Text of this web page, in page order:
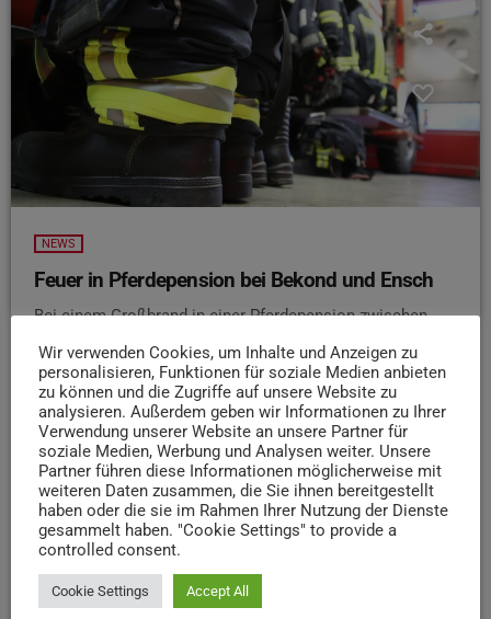
NEWS
Feuer in Pferdepension bei Bekond und Ensch
Bei einem Großbrand in einer Pferdepension zwischen
zahlreiche Tiere gerettet worden. Wie Feuerwehr und
Polizei Trier mitteilen, brach das Feuer gegen 21.15 Uhr in
einem landwirtschaftlichen Nebengebäude aus. Die
Flammen griffen später auch auf ein Wohnhaus über,
dessen Bewohner leichte Rauchgasverletzungen erlitten.
Mehr als 110 Einsatzkräfte verhinderten einen Vollbrand
und konnten Pferde sowie Hunde unverletzt in Sicherheit
bringen. Die Brandursache ist bislang unklar, der
22. DEZEMBER 2025
Wir verwenden Cookies, um Inhalte und Anzeigen zu
personalisieren, Funktionen für soziale Medien anbieten
zu können und die Zugriffe auf unsere Website zu
analysieren. Außerdem geben wir Informationen zu Ihrer
Verwendung unserer Website an unsere Partner für
soziale Medien, Werbung und Analysen weiter. Unsere
Partner führen diese Informationen möglicherweise mit
weiteren Daten zusammen, die Sie ihnen bereitgestellt
haben oder die sie im Rahmen Ihrer Nutzung der Dienste
gesammelt haben. "Cookie Settings" to provide a
controlled consent.
Cookie Settings Accept All